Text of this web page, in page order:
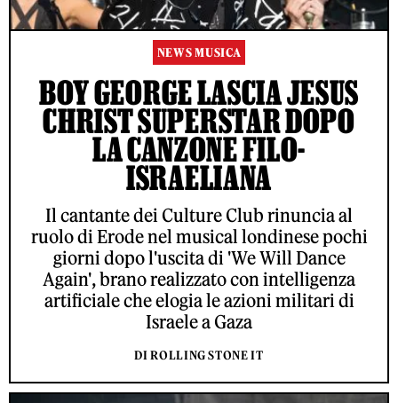
NEWS MUSICA
BOY GEORGE LASCIA JESUS
CHRIST SUPERSTAR DOPO
LA CANZONE FILO-
ISRAELIANA
Il cantante dei Culture Club rinuncia al
ruolo di Erode nel musical londinese pochi
giorni dopo l'uscita di 'We Will Dance
Again', brano realizzato con intelligenza
artificiale che elogia le azioni militari di
Israele a Gaza
DI ROLLING STONE IT